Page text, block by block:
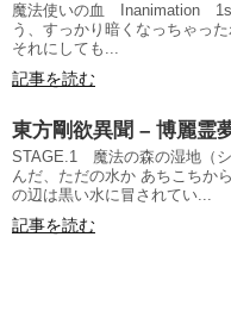
魔法使いの血 Inanimation
う、すっかり暗くなっちゃっ
それにしても...
記事を読む
東方剛欲異聞 – 博麗霊
STAGE.1 魔法の森の湿地（
んだ、ただの水か あちこちか
の辺は黒い水に冒されてい...
記事を読む